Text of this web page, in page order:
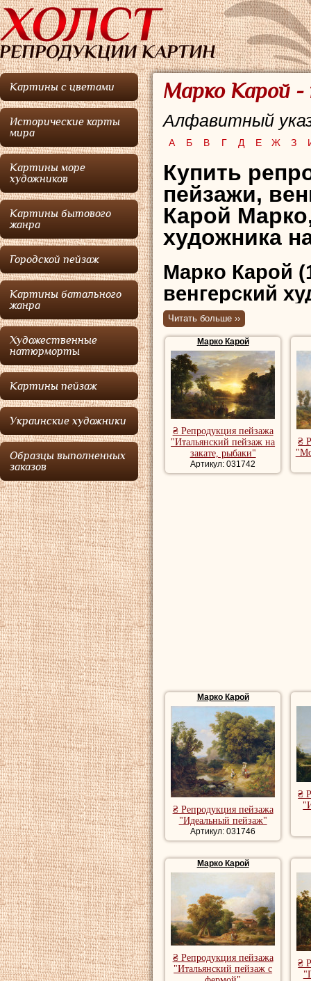
Картины с цветами
Исторические карты
мира
Картины море
художников
Картины бытового
жанра
Городской пейзаж
Картины батального
жанра
Художественные
натюрморты
Картины пейзаж
Украинские художники
Образцы выполненных
заказов
Марко Карой -
Алфавитный
А Б В Г Д Е Ж З
Купить
пейзажи,
Карой
художника
Марко Карой
венгерский
Член
Карой Марко
венгерский
направления и
академический
Купить
репродукции
Читать больше ››
Марко Карой
₴ Репродукция пейзажа
"Итальянский пейзаж на
закате, рыбаки"
Артикул: 031742
₴
Марко Карой
₴ Репродукция пейзажа
"Идеальный пейзаж"
Артикул: 031746
₴
Марко Карой
₴ Репродукция пейзажа
"Итальянский пейзаж с
₴